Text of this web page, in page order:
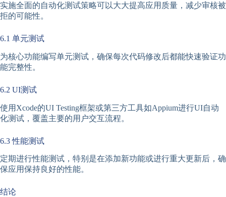
实施全面的自动化测试策略可以大大提高应用质量，减少审核被
拒的可能性。
6.1 单元测试
为核心功能编写单元测试，确保每次代码修改后都能快速验证功
能完整性。
6.2 UI测试
使用Xcode的UI Testing框架或第三方工具如Appium进行UI自动
化测试，覆盖主要的用户交互流程。
6.3 性能测试
定期进行性能测试，特别是在添加新功能或进行重大更新后，确
保应用保持良好的性能。
结论